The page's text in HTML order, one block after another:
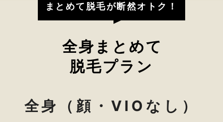
まとめて脱毛が断然オトク！
全身まとめて
脱毛プラン
全身（顔・VIOなし）